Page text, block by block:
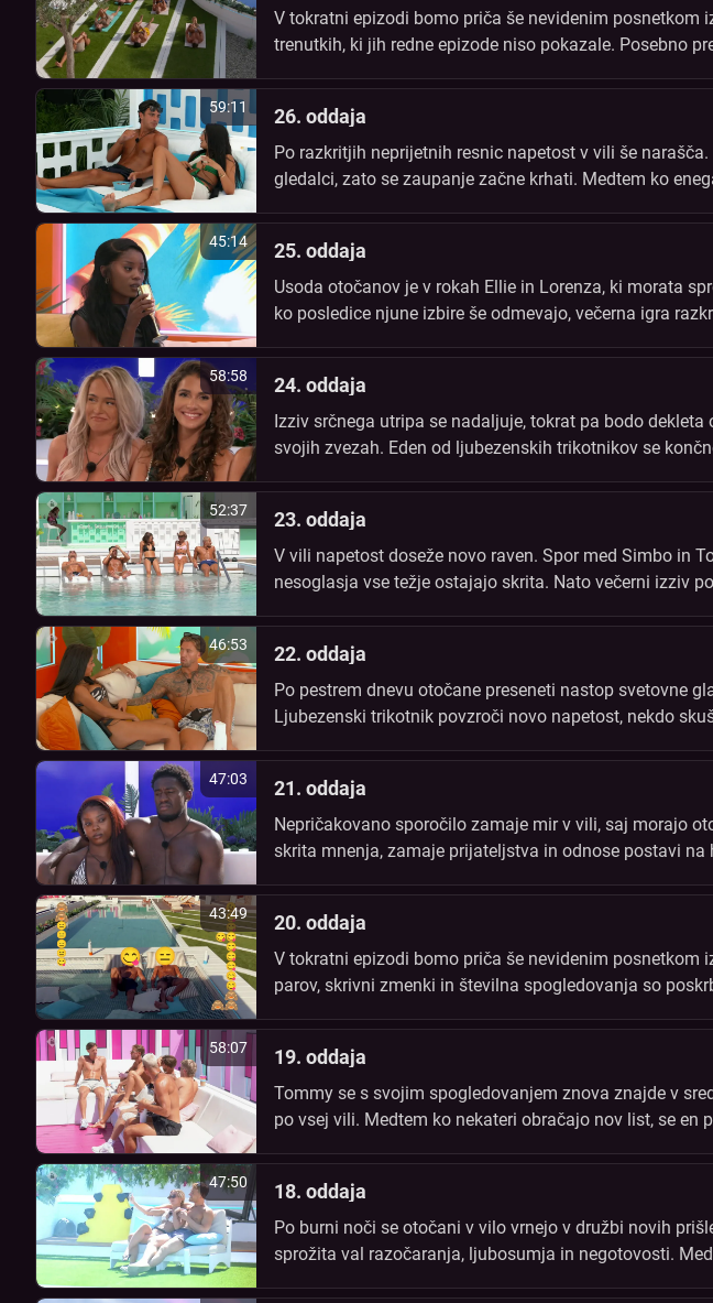
V tokratni epizodi bomo priča še nevidenim
trenutkih, ki jih redne epizode niso pokazale. Posebno
59:11 26. oddaja
Po razkritjih neprijetnih resnic napetost v vili še
gledalci, zato se zaupanje začne krhati. Medtem ko
45:14 25. oddaja
Usoda otočanov je v rokah Ellie in Lorenza, ki morata
ko posledice njune izbire še odmevajo, večerna igra
58:58 24. oddaja
Izziv srčnega utripa se nadaljuje, tokrat pa bodo
svojih zvezah. Eden od ljubezenskih trikotnikov se
52:37 23. oddaja
V vili napetost doseže novo raven. Spor med Simbo in
nesoglasja vse težje ostajajo skrita. Nato večerni izziv
46:53 22. oddaja
Po pestrem dnevu otočane preseneti nastop svetovne
Ljubezenski trikotnik povzroči novo napetost, nekdo
47:03 21. oddaja
Nepričakovano sporočilo zamaje mir v vili, saj morajo
skrita mnenja, zamaje prijateljstva in odnose postavi
43:49 20. oddaja
V tokratni epizodi bomo priča še nevidenim posnetkom
parov, skrivni zmenki in številna spogledovanja so
58:07 19. oddaja
Tommy se s svojim spogledovanjem znova znajde v
po vsej vili. Medtem ko nekateri obračajo nov list, se
47:50 18. oddaja
Po burni noči se otočani v vilo vrnejo v družbi novih
sprožita val razočaranja, ljubosumja in negotovosti.